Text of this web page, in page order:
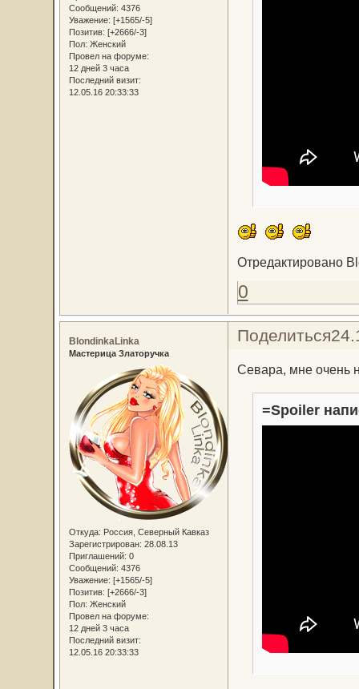
Сообщений: 4376
Уважение: [+1565/-5]
Позитив: [+2666/-3]
Пол: Женский
Провел на форуме:
12 дней 3 часа
Последний визит:
12.05.16 20:33:33
Отредактировано
0
Поделиться
BlondinkaLinka
Мастерица Златоручка
Откуда: Россия, Северный Кавказ
Зарегистрирован: 28.08.13
Приглашений: 0
Сообщений: 4376
Уважение: [+1565/-5]
Позитив: [+2666/-3]
Пол: Женский
Провел на форуме:
12 дней 3 часа
Последний визит:
12.05.16 20:33:33
Севара, мне очень
=Spoiler